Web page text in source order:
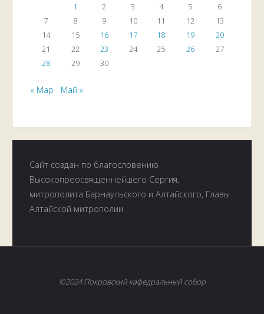
1
2 3 4 5
6
7
8 9 10 11 12
13
14
15 16 17 18 19
20
21
22 23 24 25 26
27
28
29 30
« Мар Май »
Сайт создан по благословению
Высокопреосвященнейшего Сергия,
митрополита Барнаульского и Алтайского, Главы
Алтайской митрополии
©2024 Покровский кафедральный собор